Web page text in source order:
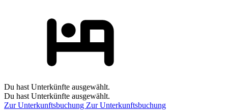
Du hast Unterkünfte ausgewählt.
Du hast Unterkünfte ausgewählt.
Zur Unterkunftsbuchung Zur Unterkunftsbuchung